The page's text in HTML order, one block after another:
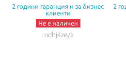
обслужване от Apple Authorized
сервизни центрове на Apple).
2 години гаранция и за бизнес
клиенти
Не е наличен
mdhj4ze/a
2